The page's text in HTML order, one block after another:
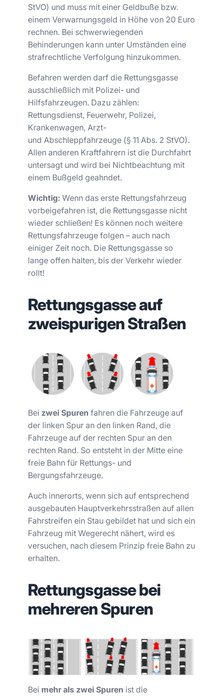
StVO) und muss mit einer Geldbuße bzw.
einem Verwarnungsgeld in Höhe von 20 Euro
rechnen. Bei schwerwiegenden
Behinderungen kann unter Umständen eine
strafrechtliche Verfolgung hinzukommen.
Befahren werden darf die Rettungsgasse
ausschließlich mit Polizei- und
Hilfsfahrzeugen. Dazu zählen:
Rettungsdienst, Feuerwehr, Polizei,
Krankenwagen, Arzt-
und Abschleppfahrzeuge (§ 11 Abs. 2 StVO).
Allen anderen Kraftfahrern ist die Durchfahrt
untersagt und wird bei Nichtbeachtung mit
einem Bußgeld geahndet.
Wichtig: Wenn das erste Rettungsfahrzeug
vorbeigefahren ist, die Rettungsgasse nicht
wieder schließen! Es können noch weitere
Rettungsfahrzeuge folgen – auch nach
einiger Zeit noch. Die Rettungsgasse so
lange offen halten, bis der Verkehr wieder
rollt!
Rettungsgasse auf
zweispurigen Straßen
Bei zwei Spuren fahren die Fahrzeuge auf
der linken Spur an den linken Rand, die
Fahrzeuge auf der rechten Spur an den
rechten Rand. So entsteht in der Mitte eine
freie Bahn für Rettungs- und
Bergungsfahrzeuge.
Auch innerorts, wenn sich auf entsprechend
ausgebauten Hauptverkehrsstraßen auf allen
Fahrstreifen ein Stau gebildet hat und sich ein
Fahrzeug mit Wegerecht nähert, wird es
versuchen, nach diesem Prinzip freie Bahn zu
erhalten.
Rettungsgasse bei
mehreren Spuren
Bei mehr als zwei Spuren ist die